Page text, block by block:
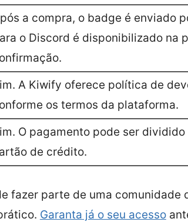
a compra, o badge é enviado
o Discord é disponibilizado na
A Kiwify oferece política de
os termos da plataforma.
O pagamento pode ser
de crédito.
fazer parte de uma comunidade
Garanta já o seu acesso